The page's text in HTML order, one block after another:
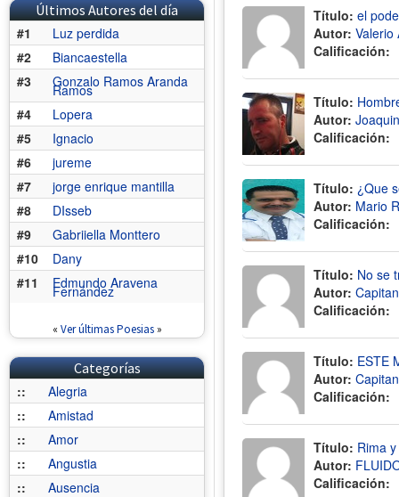
Últimos Autores del día
#1
Luz perdida
#2
Biancaestella
#3
Gonzalo Ramos Aranda
Ramos
#4
Lopera
#5
Ignacio
#6
jureme
#7
jorge enrique mantilla
#8
DIsseb
#9
Gabriiella Monttero
#10
Dany
#11
Edmundo Aravena
Fernández
« Ver últimas Poesias»
Categorías
::
Alegria
::
Amistad
::
Amor
::
Angustia
::
Ausencia
Título: el
Autor: Valerio
Calificación:
Título:
Autor:
Calificación:
Título: ¿Que
Autor: Mario
Calificación:
Título: No se
Autor:
Calificación:
Título: ESTE
Autor:
Calificación:
Título: Rima
Autor:
Calificación: